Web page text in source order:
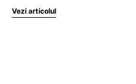
Vezi articolul